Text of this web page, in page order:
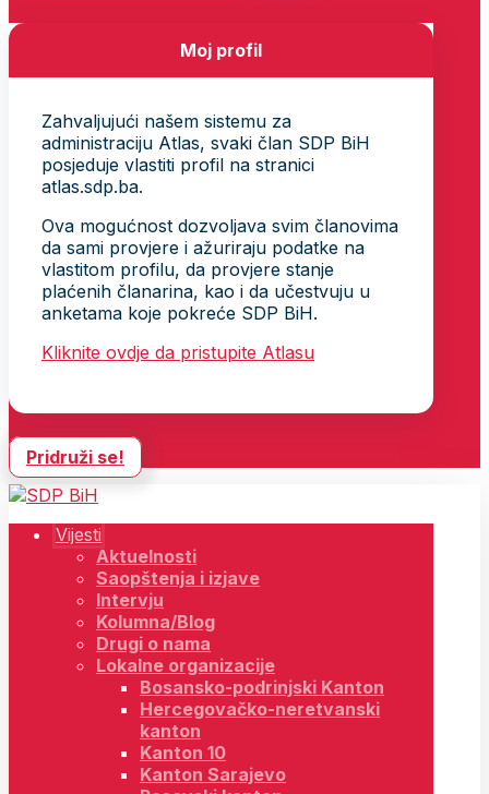
Moj profil
Zahvaljujući našem sistemu za
administraciju Atlas, svaki član SDP BiH
posjeduje vlastiti profil na stranici
atlas.sdp.ba.
Ova mogućnost dozvoljava svim članovima
da sami provjere i ažuriraju podatke na
vlastitom profilu, da provjere stanje
plaćenih članarina, kao i da učestvuju u
anketama koje pokreće SDP BiH.
Kliknite ovdje da pristupite Atlasu
Pridruži se!
Vijesti
Aktuelnosti
Saopštenja i izjave
Intervju
Kolumna/Blog
Drugi o nama
Lokalne organizacije
Bosansko-podrinjski Kanton
Hercegovačko-neretvanski
kanton
Kanton 10
Kanton Sarajevo